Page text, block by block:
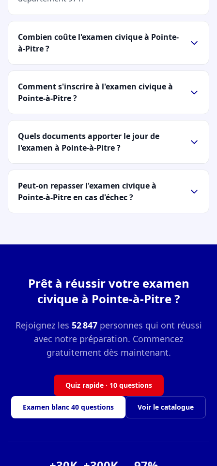
Combien coûte l'examen civique à Pointe-
à-Pitre ?
Comment s'inscrire à l'examen civique à
Pointe-à-Pitre ?
Quels documents apporter le jour de
l'examen à Pointe-à-Pitre ?
Peut-on repasser l'examen civique à
Pointe-à-Pitre en cas d'échec ?
Prêt à réussir votre examen
civique à Pointe-à-Pitre ?
Rejoignez les 52 847personnes qui ont réussi
avec notre préparation. Commencez
gratuitement dès maintenant.
Quiz rapide · 10 questions
Examen blanc 40 questions Voir le catalogue